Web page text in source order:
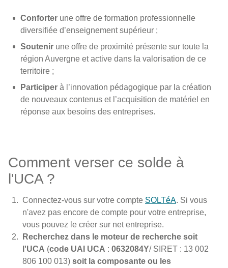
Conforter une offre de formation professionnelle
diversifiée d’enseignement supérieur ;
Soutenir une offre de proximité présente sur toute la
région Auvergne et active dans la valorisation de ce
territoire ;
Participer à l’innovation pédagogique par la création
de nouveaux contenus et l’acquisition de matériel en
réponse aux besoins des entreprises.
Comment verser ce solde à
l'UCA ?
Connectez-vous sur votre compte SOLTéA. Si vous
n'avez pas encore de compte pour votre entreprise,
vous pouvez le créer sur net entreprise.
Recherchez dans le moteur de recherche soit
l'UCA (code UAI UCA : 0632084Y/ SIRET : 13 002
806 100 013) soit la composante ou les